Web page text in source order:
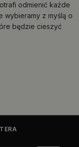
odmienić każde
wybieramy z myślą o
będzie cieszyć